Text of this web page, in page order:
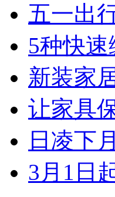
五一出
5种快
新装家
让家具
日凌下
3月1日